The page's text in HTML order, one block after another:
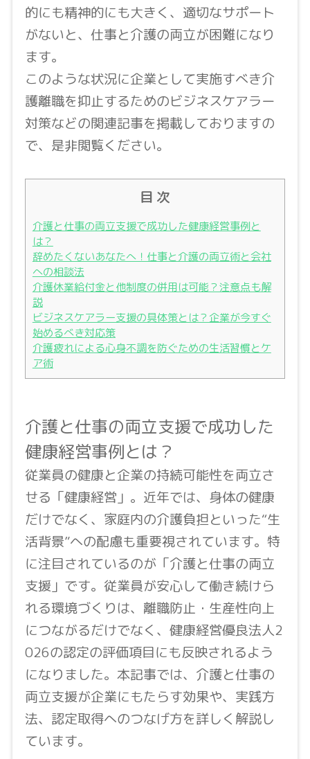
的にも精神的にも大きく、適切なサポート
がないと、仕事と介護の両立が困難になり
ます。
このような状況に企業として実施すべき介
護離職を抑止するためのビジネスケアラー
対策などの関連記事を掲載しておりますの
で、是非閲覧ください。
目 次
介護と仕事の両立支援で成功した健康経営事例と
は？
辞めたくないあなたへ！仕事と介護の両立術と会社
への相談法
介護休業給付金と他制度の併用は可能？注意点も解
説
ビジネスケアラー支援の具体策とは？企業が今すぐ
始めるべき対応策
介護疲れによる心身不調を防ぐための生活習慣とケ
ア術
介護と仕事の両立支援で成功した
健康経営事例とは？
従業員の健康と企業の持続可能性を両立さ
せる「健康経営」。近年では、身体の健康
だけでなく、家庭内の介護負担といった“生
活背景”への配慮も重要視されています。特
に注目されているのが「介護と仕事の両立
支援」です。従業員が安心して働き続けら
れる環境づくりは、離職防止・生産性向上
につながるだけでなく、健康経営優良法人2
026の認定の評価項目にも反映されるよう
になりました。本記事では、介護と仕事の
両立支援が企業にもたらす効果や、実践方
法、認定取得へのつなげ方を詳しく解説し
ています。